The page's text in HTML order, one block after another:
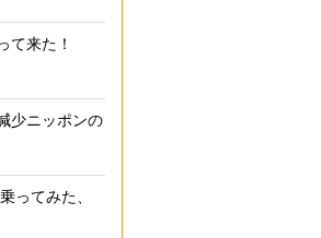
て来た！
少ニッポンの
ってみた、